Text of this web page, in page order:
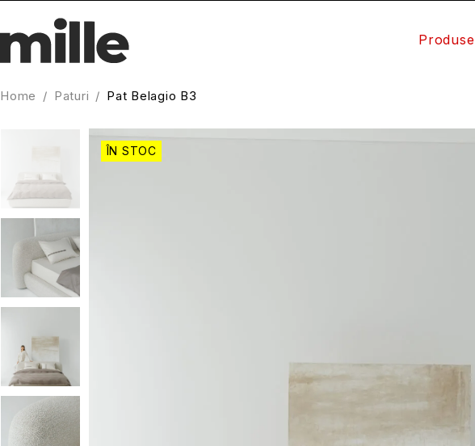
Produse
Home / Paturi / Pat Belagio B3
ÎN STOC